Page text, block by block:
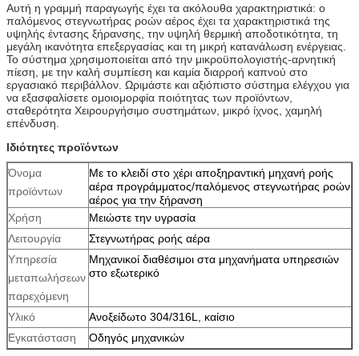
Αυτή η γραμμή παραγωγής έχει τα ακόλουθα χαρακτηριστικά: ο
παλόμενος στεγνωτήρας ροών αέρος έχει τα χαρακτηριστικά της
υψηλής έντασης ξήρανσης, την υψηλή θερμική αποδοτικότητα, τη
μεγάλη ικανότητα επεξεργασίας και τη μικρή κατανάλωση ενέργειας.
Το σύστημα χρησιμοποιείται από την μικροϋπολογιστής-αρνητική
πίεση, με την καλή συμπίεση και καμία διαρροή καπνού στο
εργασιακό περιβάλλον. Ωριμάστε και αξιόπιστο σύστημα ελέγχου για
να εξασφαλίσετε ομοιομορφία ποιότητας των προϊόντων,
σταθερότητα Χειρουργήσιμο συστημάτων, μικρό ίχνος, χαμηλή
επένδυση.
Ιδιότητες προϊόντων
Όνομα
προϊόντων
Με το κλειδί στο χέρι αποξηραντική μηχανή ροής
αέρα προγράμματος/παλόμενος στεγνωτήρας ροών
αέρος για την ξήρανση
Χρήση
Μειώστε την υγρασία
Λειτουργία
Στεγνωτήρας ροής αέρα
Υπηρεσία
μεταπωλήσεων
παρεχόμενη
Μηχανικοί διαθέσιμοι στα μηχανήματα υπηρεσιών
στο εξωτερικό
Υλικό
Ανοξείδωτο 304/316L, καίσιο
Εγκατάσταση
Οδηγός μηχανικών